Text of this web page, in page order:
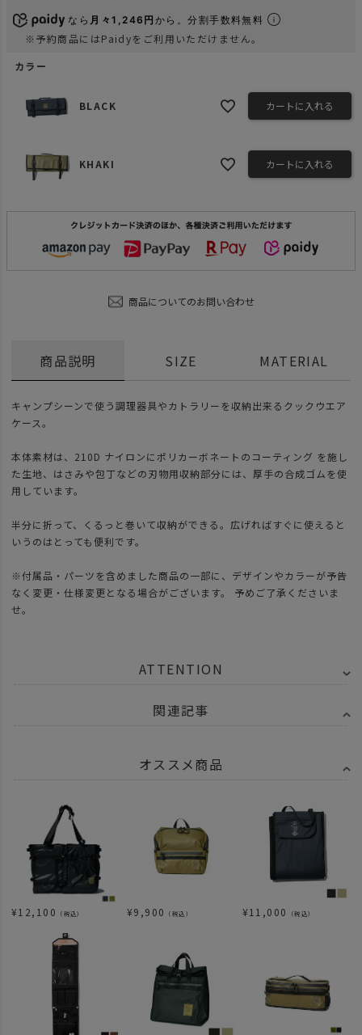
なら 月々1,246円 から。分割手数料無料
※予約商品にはPaidyをご利用いただけません。
カラー
BLACK カートに入れる
KHAKI カートに入れる
商品についてのお問い合わせ
商品説明
キャンプシーンで使う調理器具やカトラリーを収納出来るクックウエア
ケース。
本体素材は、210D ナイロンにポリカーボネートのコーティング を施し
た生地、はさみや包丁などの刃物用収納部分には、厚手の合成ゴムを使
用しています。
半分に折って、くるっと巻いて収納ができる。広げればすぐに使えると
いうのはとっても便利です。
※付属品・パーツを含めました商品の一部に、デザインやカラーが予告
なく変更・仕様変更となる場合がございます。 予めご了承くださいま
せ。
SIZE MATERIAL
ATTENTION
関連記事
オススメ商品
¥12,100 （税込） ¥9,900 （税込） ¥11,000 （税込）